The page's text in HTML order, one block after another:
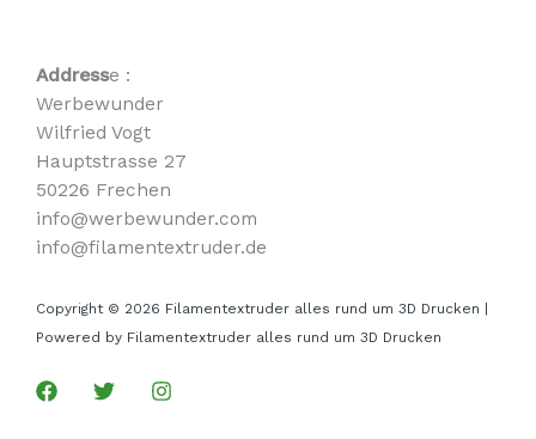
Addresse :
Werbewunder
Wilfried Vogt
Hauptstrasse 27
50226 Frechen
info@werbewunder.com
info@filamentextruder.de
Copyright © 2026 Filamentextruder alles rund um 3D Drucken |
Powered by Filamentextruder alles rund um 3D Drucken